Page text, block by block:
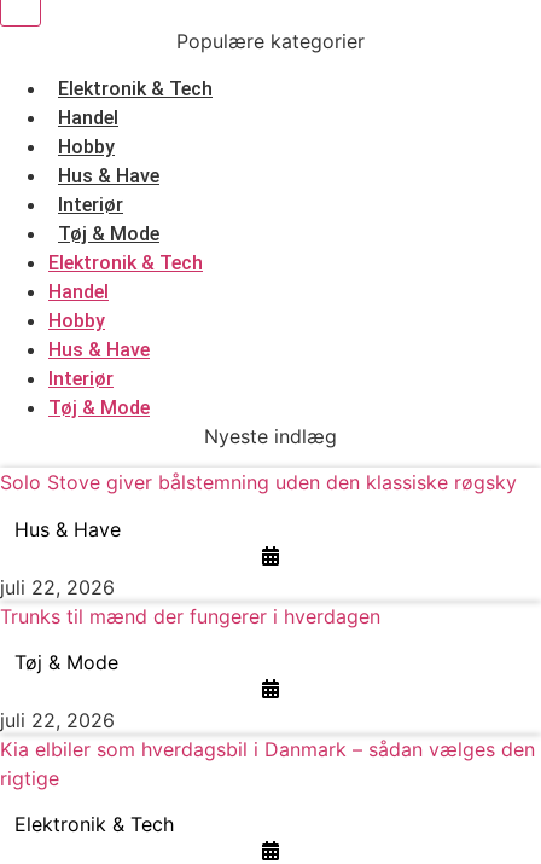
Populære kategorier
Elektronik & Tech
Handel
Hobby
Hus & Have
Interiør
Tøj & Mode
Elektronik & Tech
Handel
Hobby
Hus & Have
Interiør
Tøj & Mode
Nyeste indlæg
Solo Stove giver bålstemning uden den klassiske røgsky
Hus & Have
juli 22, 2026
Trunks til mænd der fungerer i hverdagen
Tøj & Mode
juli 22, 2026
Kia elbiler som hverdagsbil i Danmark – sådan vælges den
rigtige
Elektronik & Tech